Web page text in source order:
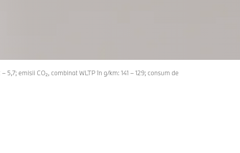
emisii CO₂, combinat WLTP în g/km: 141 – 129; consum de